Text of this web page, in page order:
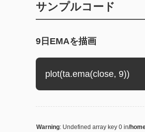
サンプルコード
9日EMAを描画
Warning: Undefined array key 0 in/